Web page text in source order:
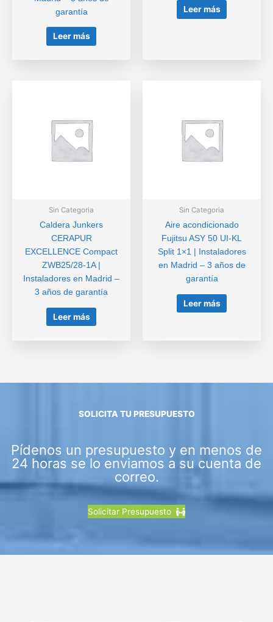
garantía
Leer más
Leer más
Sin Categoria
Caldera Junkers
CERAPUR
EXCELLENCE Compact
ZWB25/28-1A |
Instaladores en Madrid –
3 años de garantía
Leer más
Sin Categoria
Aire acondicionado
Fujitsu ASY 50 UI-KL
Split 1×1 | Instaladores
en Madrid – 3 años de
garantía
Leer más
SOLICITA TU PRESUPUESTO
Pídenos un presupuesto y en menos de
24 horas se lo enviamos a su cuenta de
correo.
Solicitar Presupuesto